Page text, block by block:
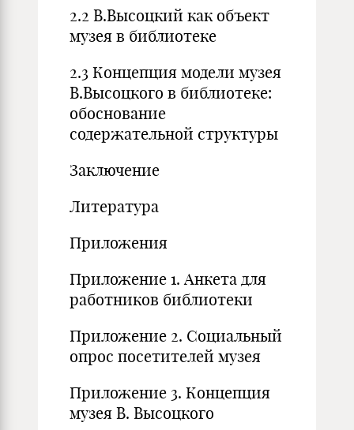
2.2 В.Высоцкий как объект
музея в библиотеке
2.3 Концепция модели музея
В.Высоцкого в библиотеке:
обоснование
содержательной структуры
Заключение
Литература
Приложения
Приложение 1. Анкета для
работников библиотеки
Приложение 2. Социальный
опрос посетителей музея
Приложение 3. Концепция
музея В. Высоцкого